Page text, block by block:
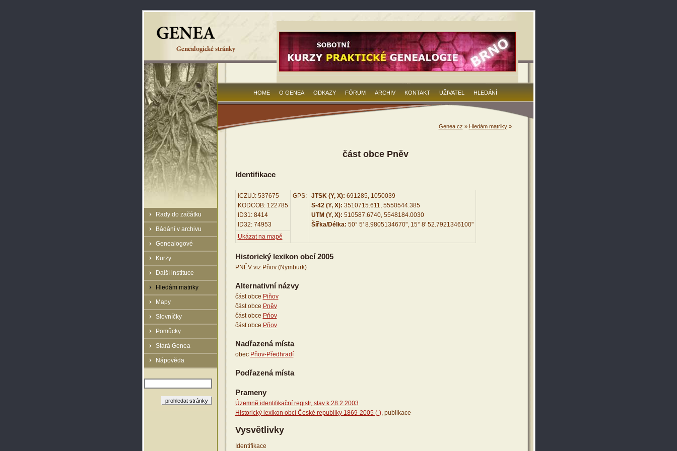
Rady do začátku
Bádání v archivu
Genealogové
Kurzy
Další instituce
Hledám matriky
Mapy
Slovníčky
Pomůcky
Stará Genea
Nápověda
HOME O GENEA ODKAZY FÓRUM ARCHIV KONTAKT UŽIVATEL HLEDÁNÍ
Genea.cz » Hledám matriky»
část obce Pněv
Identifikace
ICZUJ: 537675
KODCOB: 122785
ID31: 8414
ID32: 74953
GPS: JTSK (Y, X): 691285, 1050039
S-42 (Y, X): 3510715.611, 5550544.385
UTM (Y, X): 510587.6740, 5548184.0030
Šířka/Délka: 50° 5' 8.9805134670", 15° 8' 52.7921346100"
Ukázat na mapě
Historický lexikon obcí 2005
PNĚV viz Pňov (Nymburk)
Alternativní názvy
část obce Piňov
část obce Pněv
část obce Pňov
část obce Pňov
Nadřazená místa
obec Pňov-Předhradí
Podřazená místa
Prameny
Územně identifikační registr, stav k 28.2.2003
Historický lexikon obcí České republiky 1869-2005 (-), publikace
Vysvětlivky
Identifikace